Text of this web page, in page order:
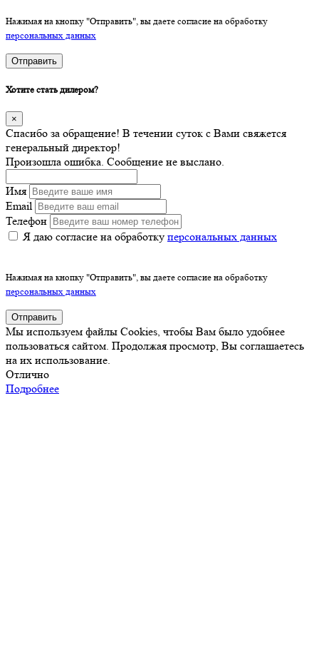
Нажимая на кнопку "Отправить", вы даете согласие на обработку
персональных данных
Отправить
Хотите стать дилером?
×
Спасибо за обращение! В течении суток с Вами свяжется
генеральный директор!
Произошла ошибка. Сообщение не выслано.
Имя
Email
Телефон
Я даю согласие на обработку персональных данных
Нажимая на кнопку "Отправить", вы даете согласие на обработку
персональных данных
Отправить
Мы используем файлы Cookies, чтобы Вам было удобнее
пользоваться сайтом. Продолжая просмотр, Вы соглашаетесь
на их использование.
Отлично
Подробнее